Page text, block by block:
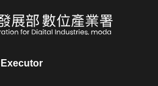
另
窗
Executor